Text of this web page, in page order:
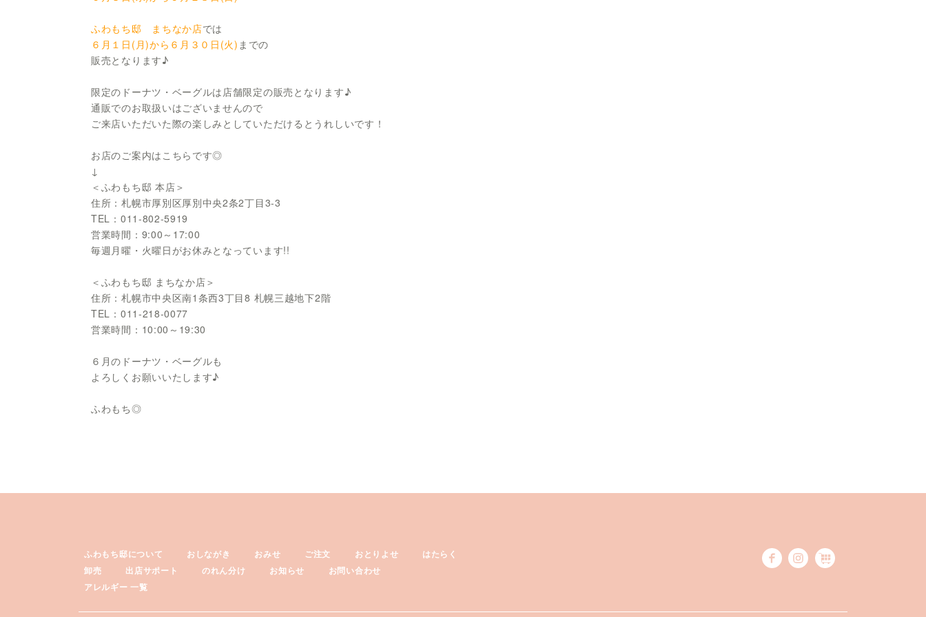
ふわもち邸 まちなか店では
６月１日(月)から６月３０日(火) までの
販売となります♪
限定のドーナツ・ベーグルは店舗限定の販売となります♪
通販でのお取扱いはございませんので
ご来店いただいた際の楽しみとしていただけるとうれしいです！
お店のご案内はこちらです◎
↓
＜ふわもち邸 本店＞
住所：札幌市厚別区厚別中央2条2丁目3-3
TEL：011-802-5919
営業時間：9:00～17:00
毎週月曜・火曜日がお休みとなっています!!
＜ふわもち邸 まちなか店＞
住所：札幌市中央区南1条西3丁目8 札幌三越地下2階
TEL：011-218-0077
営業時間：10:00～19:30
６月のドーナツ・ベーグルも
よろしくお願いいたします♪
ふわもち◎
ふわもち邸について おしながき おみせ ご注文 おとりよせ
はたらく
卸売
出店サポート のれん分け お知らせ
お問い合わせ
アレルギー 一覧